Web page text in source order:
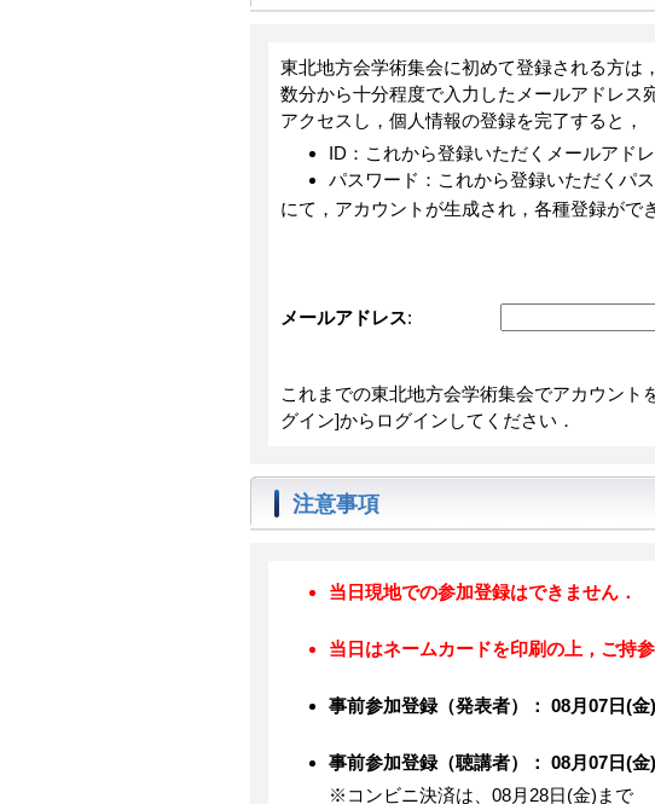
東北地方会学術集会に初めて登録される方は
数分から十分程度で入力したメールアドレス
アクセスし，個人情報の登録を完了すると，
ID：これから登録いただくメールアド
パスワード：これから登録いただくパ
にて，アカウントが生成され，各種登録がで
メールアドレス:
これまでの東北地方会学術集会でアカウン
グイン]からログインしてください．
注意事項
当日現地での参加登録はできません．
当日はネームカードを印刷の上，ご持参
事前参加登録（発表者）： 08月07日(
事前参加登録（聴講者）： 08月07日(
※コンビニ決済は、08月28日(金)まで